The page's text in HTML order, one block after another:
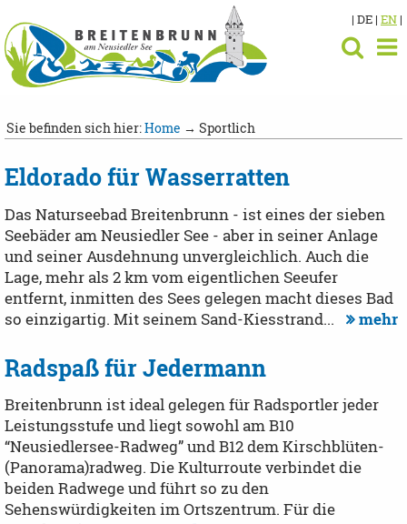
| DE | EN|
Sie befinden sich hier:Home → Sportlich
Eldorado für Wasserratten
Das Natursee­bad Breitenbrunn - ist eines der sieben
Seebäder am Neusiedler See - aber in seiner Anlage
und seiner Ausdehnung unvergleichlich. Auch die
Lage, mehr als 2 km vom eigentlichen Seeufer
entfernt, inmitten des Sees gelegen macht dieses Bad
so einzigartig. Mit seinem Sand-Kiesstrand...
mehr
Radspaß für Jedermann
Breitenbrunn ist ideal gelegen für Radsportler jeder
Leistungsstufe und liegt sowohl am B10
“Neusiedlersee-Radweg” und B12 dem Kirsch­blüten-
(Panorama)radweg. Die Kulturroute verbindet die
beiden Radwege und führt so zu den
Sehenswürdigkeiten im Ortszentrum. Für die